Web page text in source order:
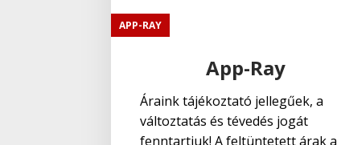
APP-RAY
App-Ray
Áraink tájékoztató jellegűek, a
változtatás és tévedés jogát
fenntartjuk! A feltüntetett árak a